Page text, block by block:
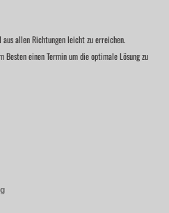
allen Richtungen leicht zu erreichen.
einen Termin um die optimale Lösung zu